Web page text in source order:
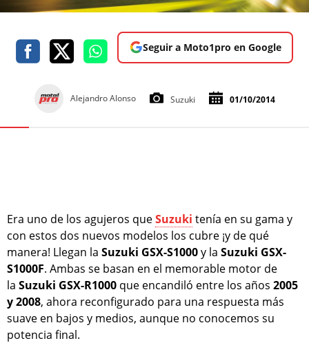
Seguir a Moto1pro en Google
Alejandro Alonso Suzuki 01/10/2014
Era uno de los agujeros queSuzuki tenía en su gama y
con estos dos nuevos modelos los cubre ¡y de qué
manera! Llegan la Suzuki GSX-S1000y la Suzuki GSX-
S1000F. Ambas se basan en el memorable motor de
la Suzuki GSX-R1000 que encandiló entre los años 2005
y 2008, ahora reconfigurado para una respuesta más
suave en bajos y medios, aunque no conocemos su
potencia final.